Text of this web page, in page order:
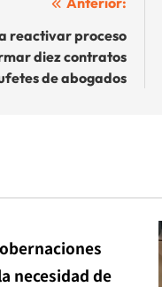
reactivar proceso
diez contratos
de abogados
necesidad de